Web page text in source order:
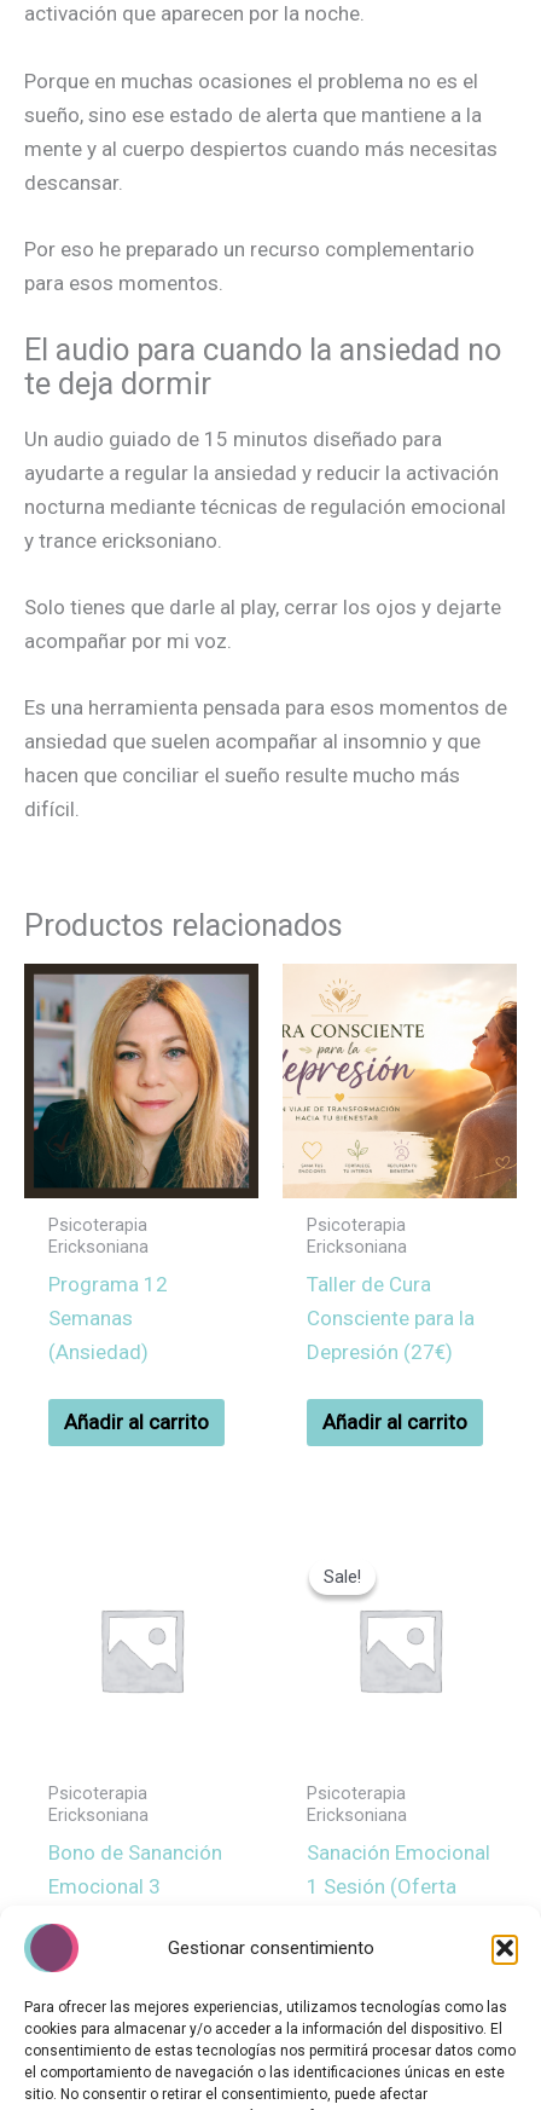
Gestionar consentimiento
Para ofrecer las mejores experiencias, utilizamos tecnologías como las
cookies para almacenar y/o acceder a la información del dispositivo. El
consentimiento de estas tecnologías nos permitirá procesar datos como
el comportamiento de navegación o las identificaciones únicas en este
sitio. No consentir o retirar el consentimiento, puede afectar
activación que aparecen por la noche.
Porque en muchas ocasiones el problema no es el
sueño, sino ese estado de alerta que mantiene a la
mente y al cuerpo despiertos cuando más necesitas
descansar.
Por eso he preparado un recurso complementario
para esos momentos.
El audio para cuando la ansiedad no
te deja dormir
Un audio guiado de 15 minutos diseñado para
ayudarte a regular la ansiedad y reducir la activación
nocturna mediante técnicas de regulación emocional
y trance ericksoniano.
Solo tienes que darle al play, cerrar los ojos y dejarte
acompañar por mi voz.
Es una herramienta pensada para esos momentos de
ansiedad que suelen acompañar al insomnio y que
hacen que conciliar el sueño resulte mucho más
difícil.
Productos relacionados
Psicoterapia
Ericksoniana
Programa 12
Semanas
(Ansiedad)
Añadir al carrito
Psicoterapia
Ericksoniana
Taller de Cura
Consciente para la
Depresión (27€)
Añadir al carrito
Psicoterapia
Ericksoniana
Bono de Sananción
Emocional 3
sesiones
Sale!
Sale!
Psicoterapia
Ericksoniana
Sanación Emocional
1 Sesión (Oferta
precio
original
precio
actual
Añadir al carrito